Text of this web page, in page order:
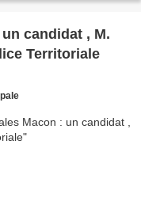
candidat , M.
Territoriale